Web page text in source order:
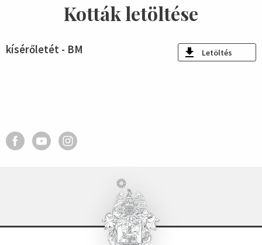
Kották letöltése
kísérőletét - BM Letöltés